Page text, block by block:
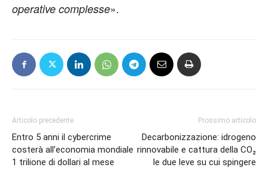
operative complesse».
Articolo precedente
Entro 5 anni il cybercrime
costerà all’economia mondiale
1 trilione di dollari al mese
Prossimo articolo
Decarbonizzazione: idrogeno
rinnovabile e cattura della CO₂
le due leve su cui spingere